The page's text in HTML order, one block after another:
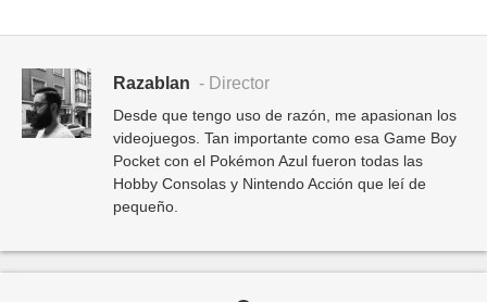
Razablan - Director
Desde que tengo uso de razón, me apasionan los
videojuegos. Tan importante como esa Game Boy
Pocket con el Pokémon Azul fueron todas las
Hobby Consolas y Nintendo Acción que leí de
pequeño.